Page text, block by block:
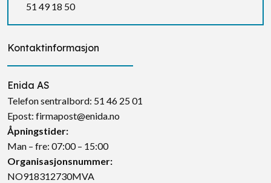
51 49 18 50
Kontaktinformasjon
Enida AS
Telefon sentralbord: 51 46 25 01
Epost: firmapost@enida.no
Åpningstider:
Man – fre: 07:00 – 15:00
Organisasjonsnummer:
NO918312730MVA